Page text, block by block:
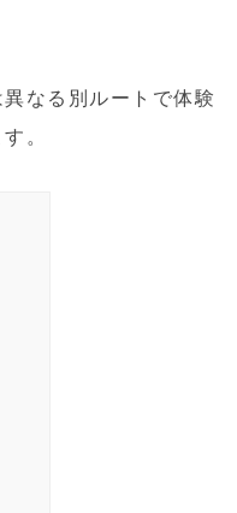
なる別ルートで体験
。